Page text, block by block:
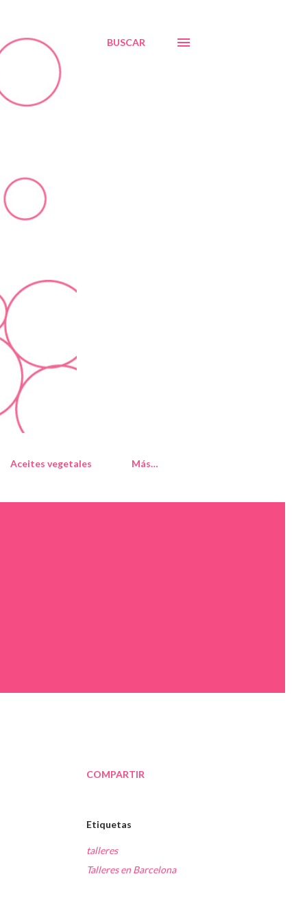
BUSCAR
Aceites vegetales Más…
COMPARTIR
Etiquetas
talleres
Talleres en Barcelona